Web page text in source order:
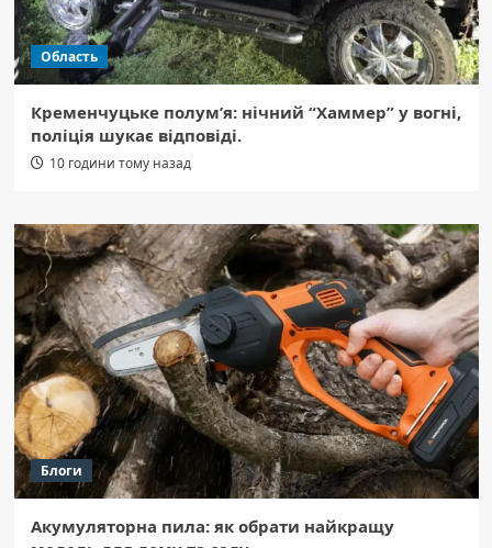
Область
Кременчуцьке полум’я: нічний “Хаммер” у вогні,
поліція шукає відповіді.
10 години тому назад
Блоги
Акумуляторна пила: як обрати найкращу